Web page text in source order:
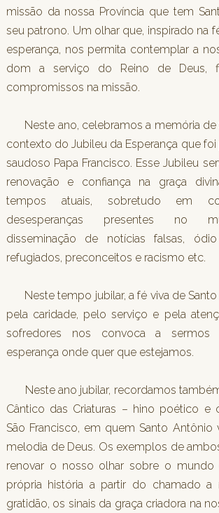
missão da nossa Província que tem
seu patrono. Um olhar que, inspirado na
esperança, nos permita contemplar a
dom a serviço do Reino de Deus,
compromissos na missão.
Neste ano, celebramos a memória
contexto do Jubileu da Esperança que
saudoso Papa Francisco. Esse Jubileu
renovação e confiança na graça
tempos atuais, sobretudo em
desesperanças presentes no
disseminação de notícias falsas,
refugiados, preconceitos e racismo etc.
Neste tempo jubilar, a fé viva de
pela caridade, pelo serviço e pela
sofredores nos convoca a sermos
esperança onde quer que estejamos.
Neste ano jubilar, recordamos
Cântico das Criaturas – hino poético e
São Francisco, em quem Santo Antônio
melodia de Deus. Os exemplos de
renovar o nosso olhar sobre o
própria história a partir do chamado a
gratidão, os sinais da graça criadora na